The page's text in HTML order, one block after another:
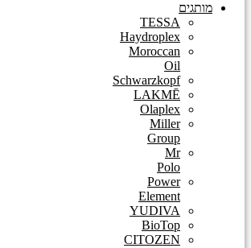
מותגים
TESSA
Haydroplex
Moroccan
Oil
Schwarzkopf
LAKMĒ
Olaplex
Miller
Group
Mr
Polo
Power
Element
YUDIVA
BioTop
CITOZEN